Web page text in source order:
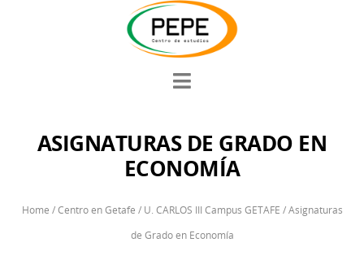
ASIGNATURAS DE GRADO EN
ECONOMÍA
Home /Centro en Getafe / U. CARLOS III Campus GETAFE /Asignaturas
de Grado en Economía